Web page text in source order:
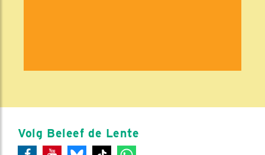
Volg Beleef de Lente